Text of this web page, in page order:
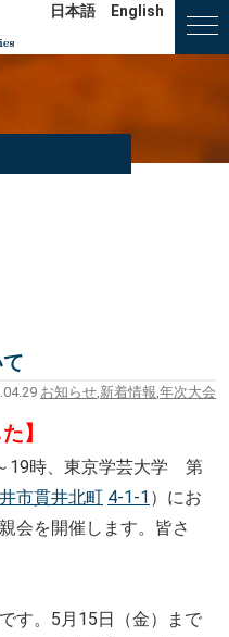
日本語 English
お知らせ,新着情報,年次大会
】
19時、東京学芸大学 第
市貫井北町 4-1-1 ） にお
会を開催します。皆さ
す。5月15日（金）
まで